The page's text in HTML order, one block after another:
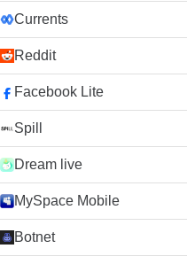
Currents
Reddit
Facebook Lite
Spill
Dream live
MySpace Mobile
Botnet